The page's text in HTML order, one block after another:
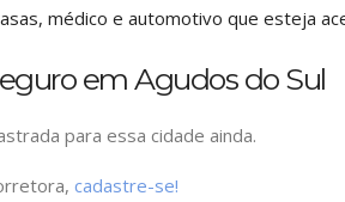
médico e automotivo que esteja
em Agudos do Sul
para essa cidade ainda.
cadastre-se!